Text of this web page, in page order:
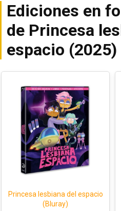
Ediciones en
de Princesa
espacio (2025)
Princesa lesbiana del espacio
(Bluray)